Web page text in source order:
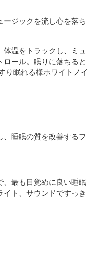
ージックを流し心を落ち
温をトラックし、ミュ
ール。眠りに落ちると
り眠れる様ホワイトノイ
睡眠の質を改善するフ
、最も目覚めに良い睡眠
ト、サウンドですっき